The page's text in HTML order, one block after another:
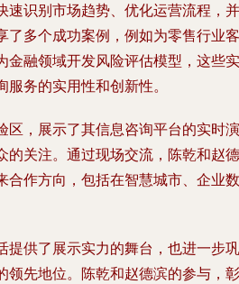
速识别市场趋势、优化运营流程，并
了多个成功案例，例如为零售行业客
金融领域开发风险评估模型，这些实
务的实用性和创新性。
区，展示了其信息咨询平台的实时演
的关注。通过现场交流，陈乾和赵德
合作方向，包括在智慧城市、企业数
提供了展示实力的舞台，也进一步巩
领先地位。陈乾和赵德滨的参与，彰